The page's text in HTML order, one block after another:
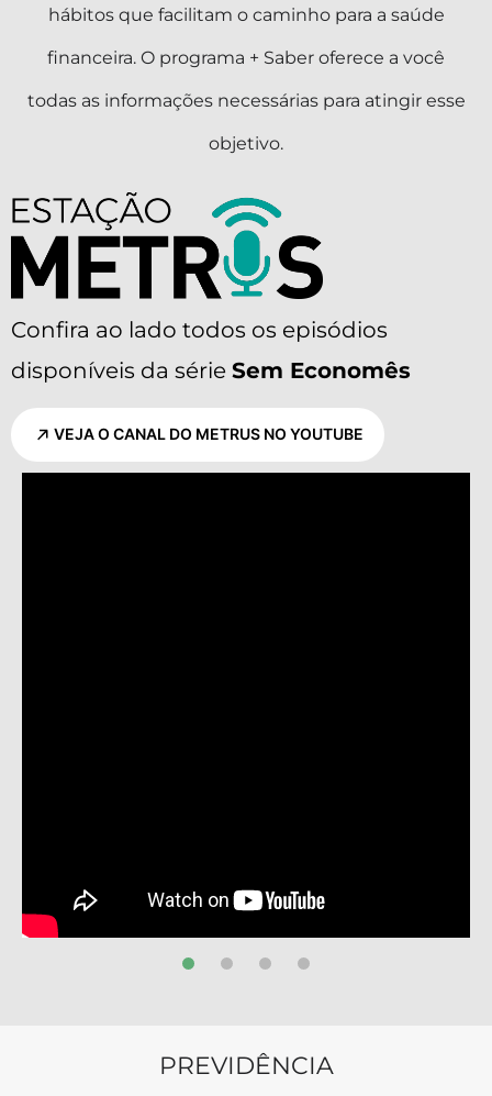
hábitos que facilitam o caminho para a saúde
financeira. O programa + Saber oferece a você
todas as informações necessárias para atingir esse
objetivo.
Confira ao lado todos os episódios
disponíveis da série Sem Economês
VEJA O CANAL DO METRUS NO YOUTUBE
PREVIDÊNCIA